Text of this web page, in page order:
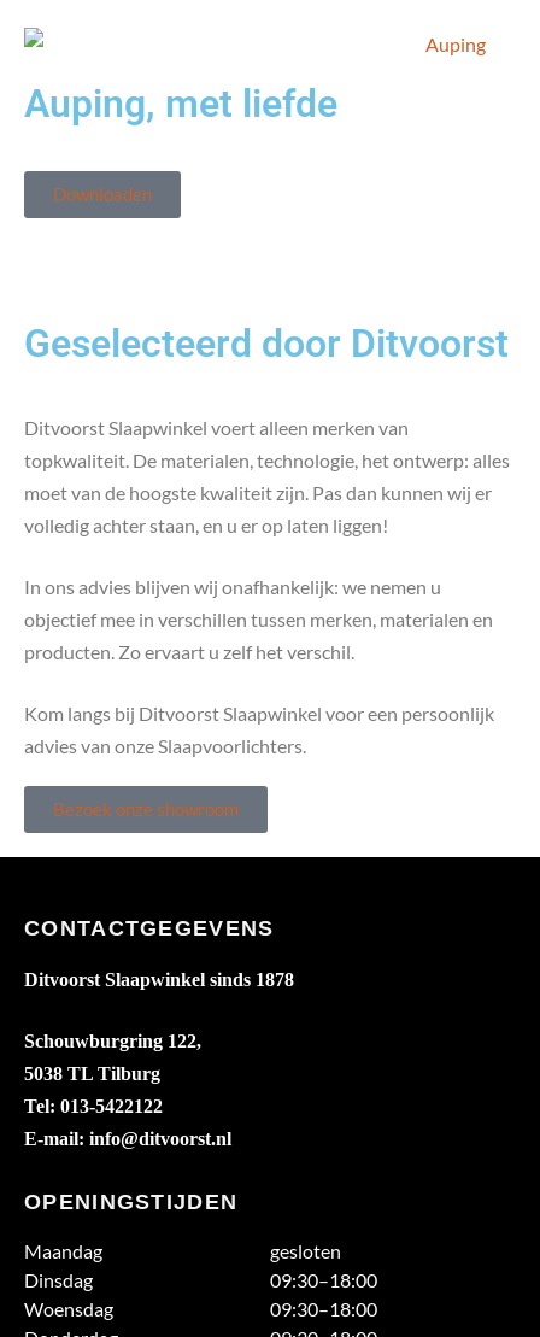
Auping, met liefde
Downloaden
Geselecteerd door Ditvoorst
Ditvoorst Slaapwinkel voert alleen merken van
topkwaliteit. De materialen, technologie, het ontwerp: alles
moet van de hoogste kwaliteit zijn. Pas dan kunnen wij er
volledig achter staan, en u er op laten liggen!
In ons advies blijven wij onafhankelijk: we nemen u
objectief mee in verschillen tussen merken, materialen en
producten. Zo ervaart u zelf het verschil.
Kom langs bij Ditvoorst Slaapwinkel voor een persoonlijk
advies van onze Slaapvoorlichters.
Bezoek onze showroom
CONTACTGEGEVENS
Ditvoorst Slaapwinkel sinds 1878
Schouwburgring 122,
5038 TL Tilburg
Tel: 013-5422122
E-mail: info@ditvoorst.nl
OPENINGSTIJDEN
Maandag
gesloten
Dinsdag
09:30–18:00
Woensdag
09:30–18:00